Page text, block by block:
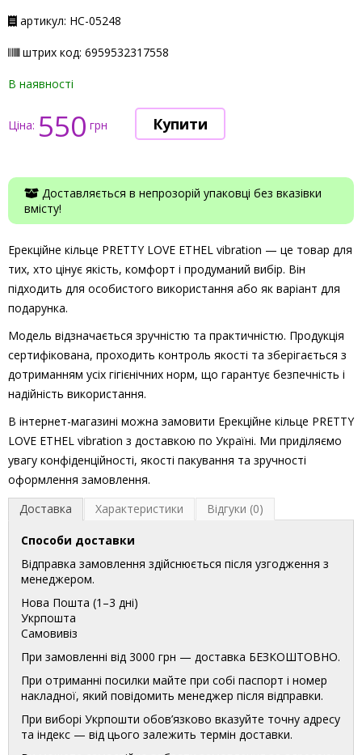
артикул: НС-05248
штрих код: 6959532317558
В наявності
Ціна: 550 грн
Доставляється в непрозорій упаковці без вказівки
вмісту!
Ерекційне кільце PRETTY LOVE ETHEL vibration — це товар для
тих, хто цінує якість, комфорт і продуманий вибір. Він
підходить для особистого використання або як варіант для
подарунка.
Модель відзначається зручністю та практичністю. Продукція
сертифікована, проходить контроль якості та зберігається з
дотриманням усіх гігієнічних норм, що гарантує безпечність і
надійність використання.
В інтернет-магазині можна замовити Ерекційне кільце PRETTY
LOVE ETHEL vibration з доставкою по Україні. Ми приділяємо
увагу конфіденційності, якості пакування та зручності
оформлення замовлення.
Доставка
Характеристики Відгуки (0)
Способи доставки
Відправка замовлення здійснюється після узгодження з
менеджером.
Нова Пошта (1–3 дні)
Укрпошта
Самовивіз
При замовленні від 3000 грн — доставка БЕЗКОШТОВНО.
При отриманні посилки майте при собі паспорт і номер
накладної, який повідомить менеджер після відправки.
При виборі Укрпошти обов’язково вказуйте точну адресу
та індекс — від цього залежить термін доставки.